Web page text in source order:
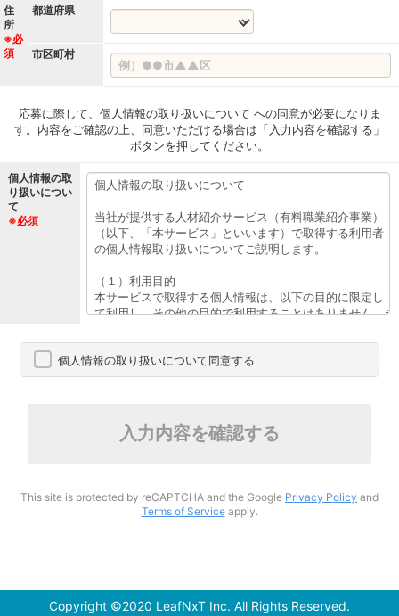
住
所
※必
須
都道府県
市区町村
応募に際して、個人情報の取り扱いについて への同意が必要になりま
す。内容をご確認の上、同意いただける場合は「入力内容を確認する」
ボタンを押してください。
個人情報の取
り扱いについ
て
※必須
個人情報の取り扱いについて同意する
入力内容を確認する
This site is protected by reCAPTCHA and the Google Privacy Policy and
Terms of Serviceapply.
Copyright ©2020 LeafNxT Inc. All Rights Reserved.